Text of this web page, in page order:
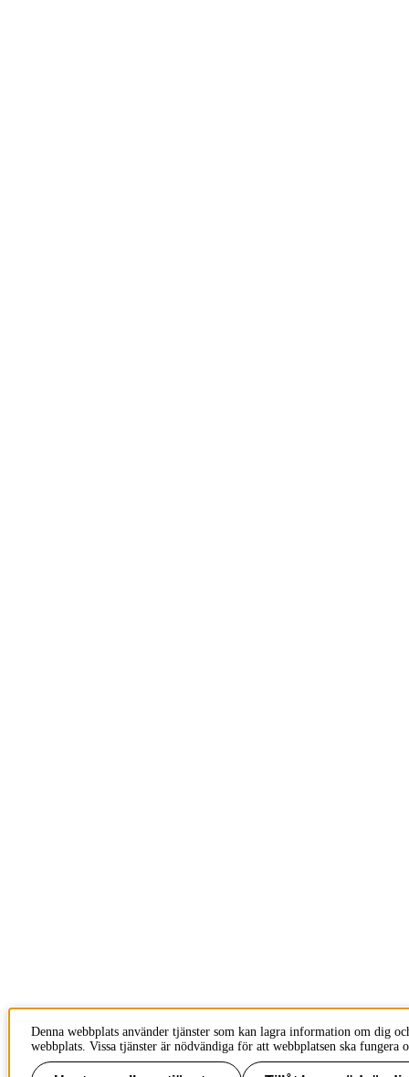
Denna webbplats använder tjänster som kan lagra information om dig
webbplats. Vissa tjänster är nödvändiga för att webbplatsen ska fungera